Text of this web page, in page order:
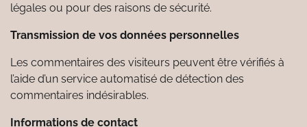
légales ou pour des raisons de sécurité.
Transmission de vos données personnelles
Les commentaires des visiteurs peuvent être vérifiés à
l’aide d’un service automatisé de détection des
commentaires indésirables.
Informations de contact